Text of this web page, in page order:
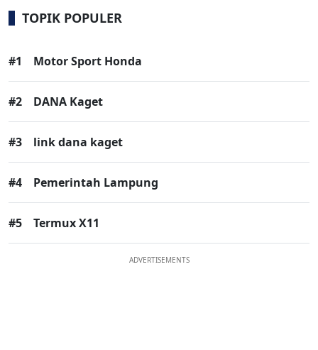
TOPIK POPULER
#1 Motor Sport Honda
#2 DANA Kaget
#3 link dana kaget
#4 Pemerintah Lampung
#5 Termux X11
ADVERTISEMENTS